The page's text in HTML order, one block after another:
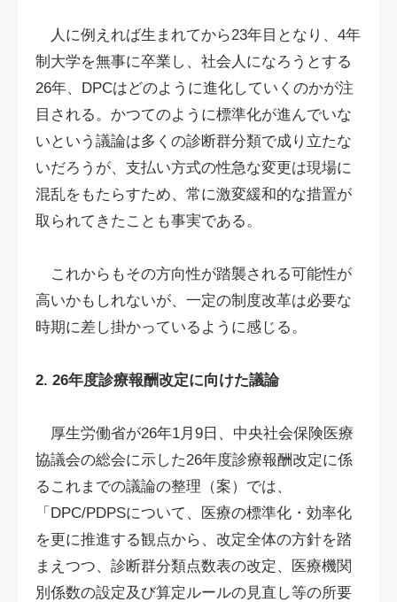
人に例えれば生まれてから23年目となり、4年
制大学を無事に卒業し、社会人になろうとする
26年、DPCはどのように進化していくのかが注
目される。かつてのように標準化が進んでいな
いという議論は多くの診断群分類で成り立たな
いだろうが、支払い方式の性急な変更は現場に
混乱をもたらすため、常に激変緩和的な措置が
取られてきたことも事実である。
これからもその方向性が踏襲される可能性が
高いかもしれないが、一定の制度改革は必要な
時期に差し掛かっているように感じる。
2. 26年度診療報酬改定に向けた議論
厚生労働省が26年1月9日、中央社会保険医療
協議会の総会に示した26年度診療報酬改定に係
るこれまでの議論の整理（案）では、
「DPC/PDPSについて、医療の標準化・効率化
を更に推進する観点から、改定全体の方針を踏
まえつつ、診断群分類点数表の改定、医療機関
別係数の設定及び算定ルールの見直し等の所要